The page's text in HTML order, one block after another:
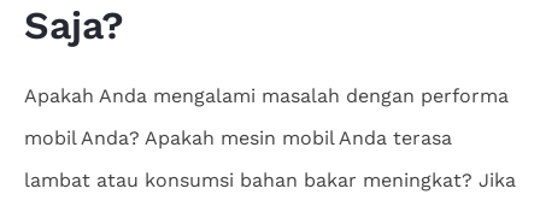
Saja?
Apakah Anda mengalami masalah dengan performa
mobil Anda? Apakah mesin mobil Anda terasa
lambat atau konsumsi bahan bakar meningkat? Jika